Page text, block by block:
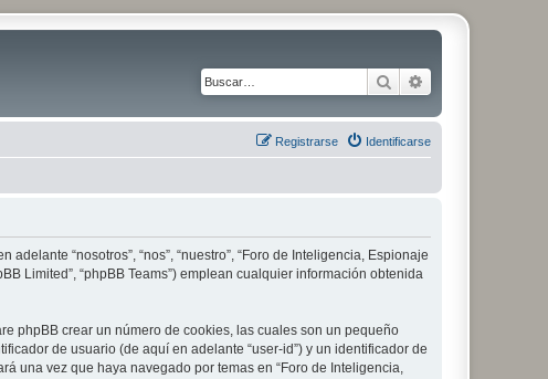
Buscar
Identificarse
Registrarse
“nosotros”, “nos”, “nuestro”, “Foro de Inteligencia, Espionaje
Limited”, “phpBB Teams”) emplean cualquier información obtenida
phpBB crear un número de cookies, las cuales son un pequeño
de usuario (de aquí en adelante “user-id”) y un identificador de
una vez que haya navegado por temas en “Foro de Inteligencia,